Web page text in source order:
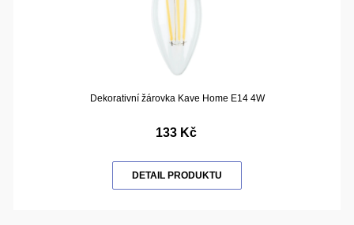
Dekorativní žárovka Kave Home E14 4W
133 Kč
DETAIL PRODUKTU